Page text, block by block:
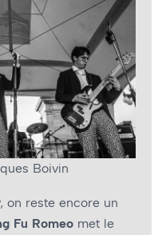
Boivin
on reste encore un
Fu Romeo met le